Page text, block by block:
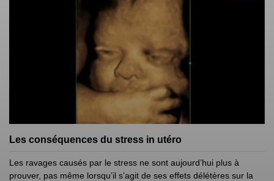
Les conséquences du stress in utéro
Les ravages causés par le stress ne sont aujourd’hui plus à
prouver, pas même lorsqu’il s’agit de ses effets délétères sur la